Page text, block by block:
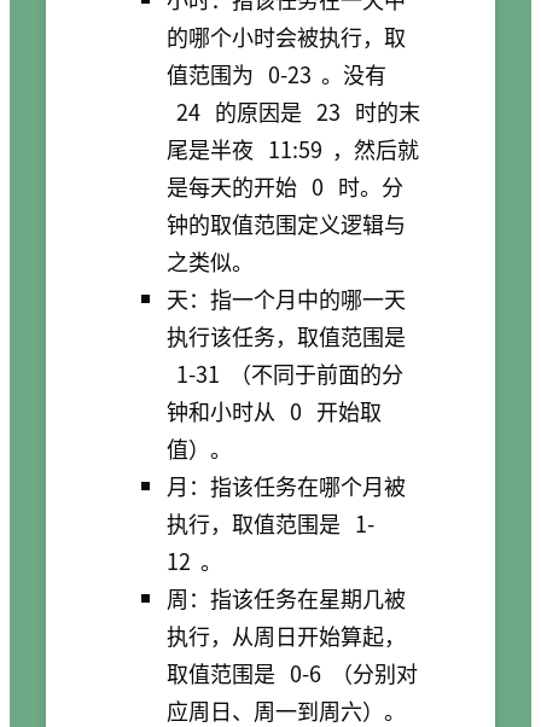
的哪个小时会被执行，取
值范围为 0-23 。没有
24 的原因是 23 时的末
尾是半夜 11:59 ，然后就
是每天的开始 0 时。分
钟的取值范围定义逻辑与
之类似。
天：指一个月中的哪一天
执行该任务，取值范围是
1-31
（不同于前面的分
钟和小时从 0 开始取
值）。
月：指该任务在哪个月被
执行，取值范围是 1-
12 。
周：指该任务在星期几被
执行，从周日开始算起，
取值范围是 0-6
（分别对
应周日、周一到周六）。